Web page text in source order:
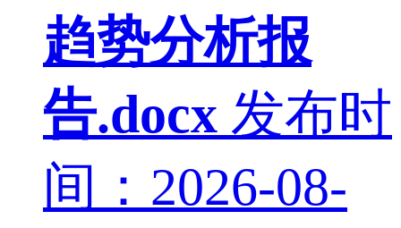
趋势分析报
告.docx 发布时
间：2026-08-